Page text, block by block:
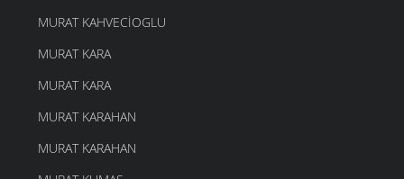
MURAT KAHVECIOGLU
MURAT KARA
MURAT KARA
MURAT KARAHAN
MURAT KARAHAN